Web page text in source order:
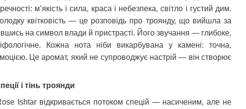
м’якість і сила, краса і небезпека, світло і густий дим.
квітковість — це розповідь про троянду, що вийшла за
на символ влади й пристрасті. Його звучання — глибоке,
Кожна нота ніби викарбувана у камені: точна,
Це аромат, який не супроводжує настрій — він створює
і тінь троянди
Ishtar відкривається потоком спецій — насиченим, але не